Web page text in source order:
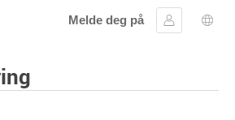
Melde deg på
Logg inn